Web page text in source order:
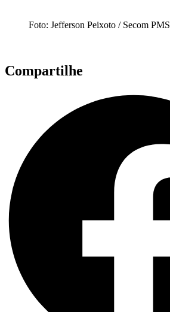
Foto: Jefferson Peixoto / Secom PMS
Compartilhe